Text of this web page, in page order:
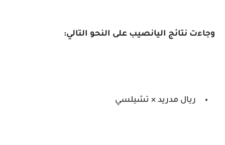
وجاءت نتائج اليانصيب على النحو التالي:
ريال مدريد × تشيلسي